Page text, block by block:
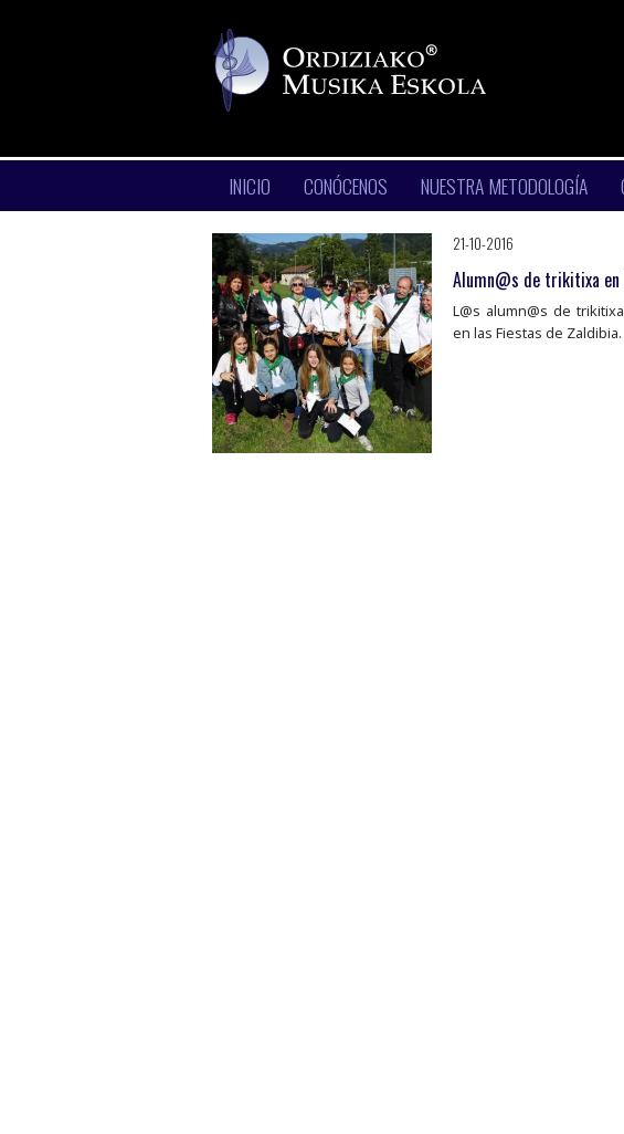
INICIO CONÓCENOS NUESTRA METODOLOGÍA
21-10-2016
Alumn@s de trikitixa
L@s alumn@s de
en las Fiestas de Zaldibia.